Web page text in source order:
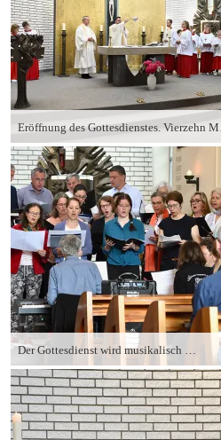
Der Gottesdienst wird musikalisch …